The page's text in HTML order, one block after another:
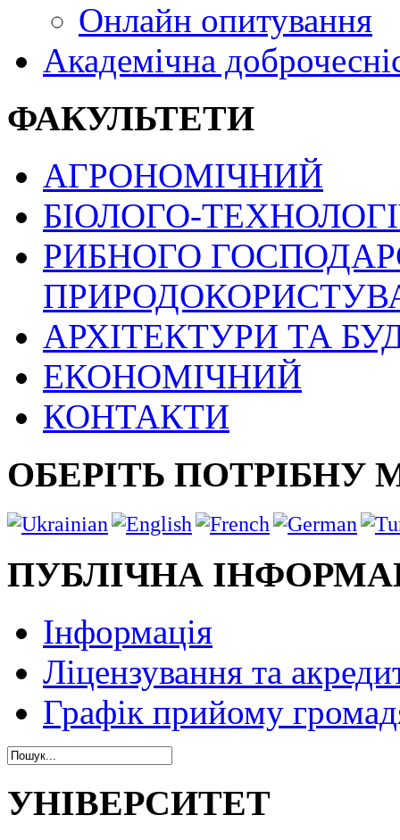
Онлайн опитування
Академічна
ФАКУЛЬТЕТИ
АГРОНОМІЧНИЙ
БІОЛОГО-
РИБНОГО
АРХІТЕКТУРИ ТА
ЕКОНОМІЧНИЙ
КОНТАКТИ
ОБЕРІТЬ ПОТРІБНУ
ПУБЛІЧНА
Інформація
Ліцензування та
Графік прийому
УНІВЕРСИТЕТ